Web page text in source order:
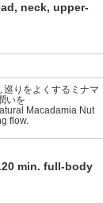
neck, upper-
りをよくするミナマ
いを
Macadamia Nut
flow.
min. full-body